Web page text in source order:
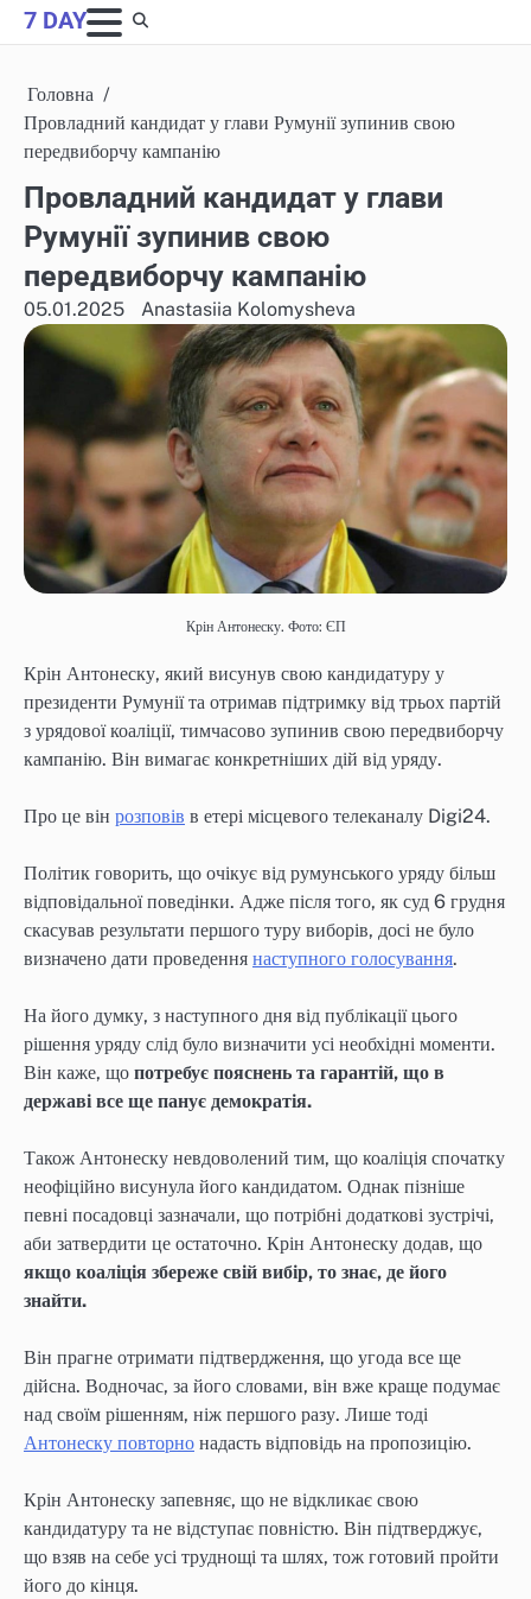
Skip
to
7 DAY
Головна
Провладний кандидат у глави Румунії зупинив свою
передвиборчу кампанію
Провладний кандидат у глави
Румунії зупинив свою
передвиборчу кампанію
05.01.2025 Anastasiia Kolomysheva
Крін Антонеску. Фото: ЄП
Крін Антонеску, який висунув свою кандидатуру у
президенти Румунії та отримав підтримку від трьох партій
з урядової коаліції, тимчасово зупинив свою передвиборчу
кампанію. Він вимагає конкретніших дій від уряду.
Про це він розповів в етері місцевого телеканалу Digi24.
Політик говорить, що очікує від румунського уряду більш
відповідальної поведінки. Адже після того, як суд 6 грудня
скасував результати першого туру виборів, досі не було
визначено дати проведення наступного голосування.
На його думку, з наступного дня від публікації цього
рішення уряду слід було визначити усі необхідні моменти.
Він каже, що потребує пояснень та гарантій, що в
державі все ще панує демократія.
Також Антонеску невдоволений тим, що коаліція спочатку
неофіційно висунула його кандидатом. Однак пізніше
певні посадовці зазначали, що потрібні додаткові зустрічі,
аби затвердити це остаточно. Крін Антонеску додав, що
якщо коаліція збереже свій вибір, то знає, де його
знайти.
Він прагне отримати підтвердження, що угода все ще
дійсна. Водночас, за його словами, він вже краще подумає
над своїм рішенням, ніж першого разу. Лише тоді
Антонеску повторно надасть відповідь на пропозицію.
Крін Антонеску запевняє, що не відкликає свою
кандидатуру та не відступає повністю. Він підтверджує,
що взяв на себе усі труднощі та шлях, тож готовий пройти
його до кінця.